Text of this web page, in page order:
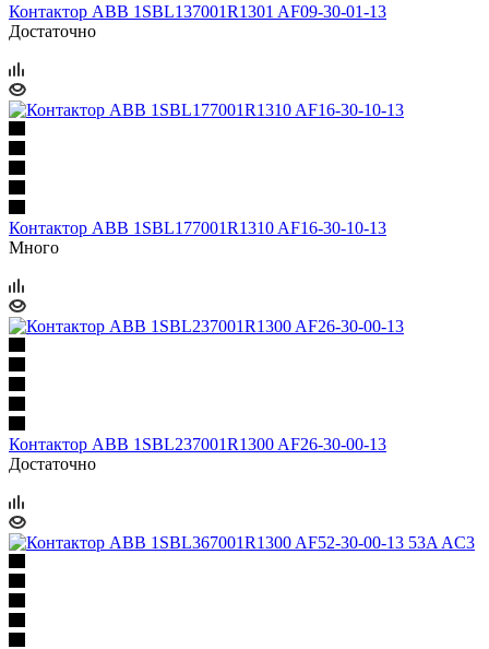
Контактор ABB 1SBL137001R1301 AF09-30-01-13
Достаточно
Контактор ABB 1SBL177001R1310 AF16-30-10-13
Много
Контактор ABB 1SBL237001R1300 AF26-30-00-13
Достаточно